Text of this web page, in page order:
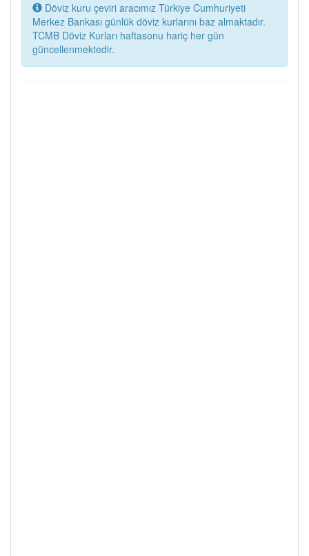
Döviz kuru çeviri aracımız Türkiye Cumhuriyeti
Merkez Bankası günlük döviz kurlarını baz almaktadır.
TCMB Döviz Kurları haftasonu hariç her gün
güncellenmektedir.